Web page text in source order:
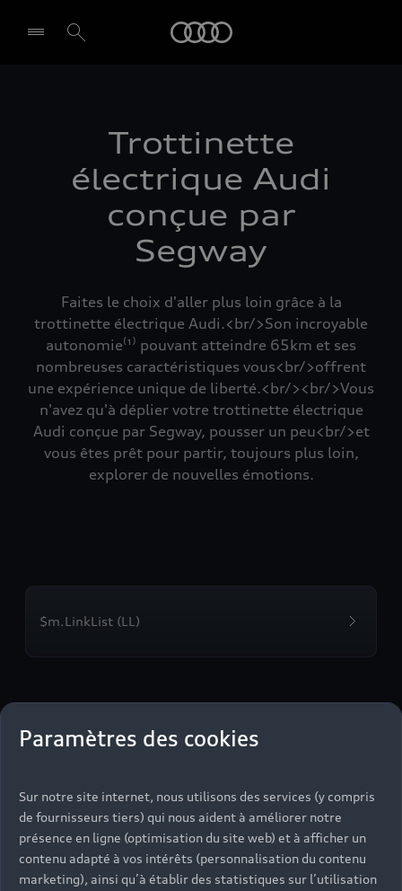
Trottinette
électrique Audi
conçue par
Segway
Faites le choix d'aller plus loin grâce à la
trottinette électrique Audi.<br/>Son incroyable
autonomie⁽¹⁾ pouvant atteindre 65km et ses
nombreuses caractéristiques vous<br/>offrent
une expérience unique de liberté.<br/><br/>Vous
n'avez qu'à déplier votre trottinette électrique
Audi conçue par Segway, pousser un peu<br/>et
vous êtes prêt pour partir, toujours plus loin,
explorer de nouvelles émotions.
$m.LinkList (LL)
Paramètres des cookies
Sur notre site internet, nous utilisons des services (y compris
de fournisseurs tiers) qui nous aident à améliorer notre
présence en ligne (optimisation du site web) et à afficher un
contenu adapté à vos intérêts (personnalisation du contenu
marketing), ainsi qu’à établir des statistiques sur l’utilisation